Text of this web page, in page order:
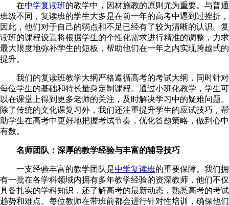
在中学复读班的教学中，因材施教的原则尤为重要。与普通
班级不同，复读班的学生大多是在前一年的高考中遇到过挫折，
因此，他们对于自己的弱点和不足已经有了较为清晰的认识。复
读班的课程设置将根据学生的个性化需求进行精准的调整，力求
最大限度地弥补学生的短板，帮助他们在一年之内实现跨越式的
提升。
我们的复读班教学大纲严格遵循高考的考试大纲，同时针对
每位学生的基础和特长量身定制课程。通过小班化教学，学生可
以在课堂上得到更多老师的关注，及时解决学习中的疑难问题。
除了传统的文化课复习外，我们还注重提升学生的应试技巧，帮
助学生在高考中更好地把握考试节奏，优化答题策略，做到心中
有数。
名师团队：深厚的教学经验与丰富的辅导技巧
一支经验丰富的教学团队是中学复读班的重要保障。我们拥
有一批在各学科领域内拥有多年教学经验的资深教师，他们不仅
具备扎实的学科知识，还了解高考的最新动态，熟悉高考的考试
趋势和难点。每位教师在带班前都会进行针对性培训，确保他们